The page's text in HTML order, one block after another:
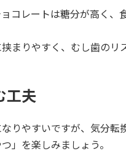
コレートは糖分が高く
まりやすく、むし歯のリ
工夫
りやすいですが、気分転
」を楽しみましょう。